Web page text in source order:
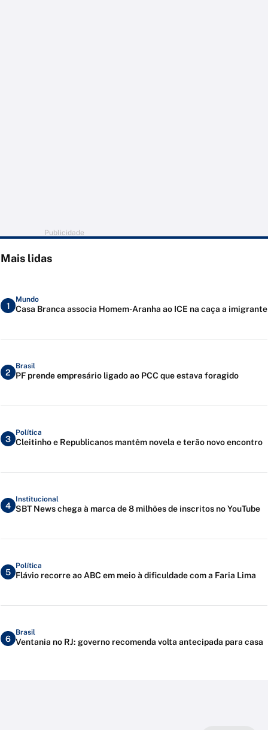
Publicidade
Mais lidas
1
Mundo
Casa Branca associa Homem-Aranha ao ICE na caça a imigrante
2
Brasil
PF prende empresário ligado ao PCC que estava foragido
3
Política
Cleitinho e Republicanos mantêm novela e terão novo encontro
4
Institucional
SBT News chega à marca de 8 milhões de inscritos no YouTube
5
Política
Flávio recorre ao ABC em meio à dificuldade com a Faria Lima
6
Brasil
Ventania no RJ: governo recomenda volta antecipada para casa